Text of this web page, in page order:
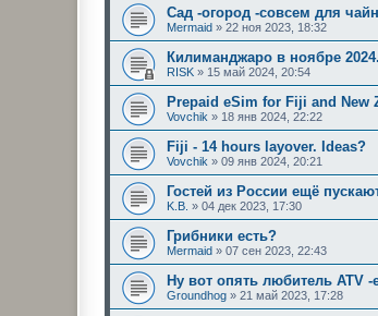
Сад -огород -совсем для
Mermaid » 22 ноя 2023, 18:32
Килиманджаро в ноябре 2024.
RISK » 15 май 2024, 20:54
Prepaid eSim for Fiji and New
Vovchik » 18 янв 2024, 22:22
Fiji - 14 hours layover. Ideas?
Vovchik » 09 янв 2024, 20:21
Гостей из России ещё
K.B. » 04 дек 2023, 17:30
Грибники есть?
Mermaid » 07 сен 2023, 22:43
Ну вот опять любитель ATV
Groundhog » 21 май 2023, 17:28